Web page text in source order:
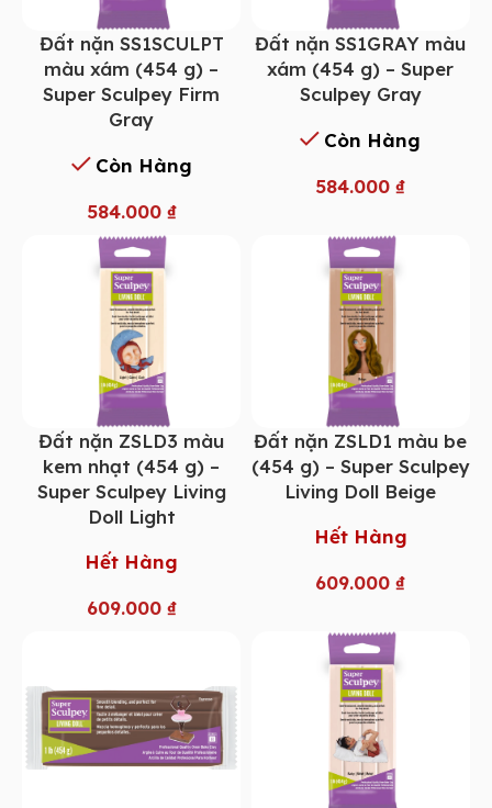
Đất nặn SS1SCULPT
màu xám (454 g) –
Super Sculpey Firm
Gray
Còn Hàng
584.000 ₫
Đất nặn SS1GRAY màu
xám (454 g) – Super
Sculpey Gray
Còn Hàng
584.000₫
Đất nặn ZSLD3 màu
kem nhạt (454 g) –
Super Sculpey Living
Doll Light
Hết Hàng
609.000 ₫
Đất nặn ZSLD1 màu be
(454 g) – Super Sculpey
Living Doll Beige
Hết Hàng
609.000₫